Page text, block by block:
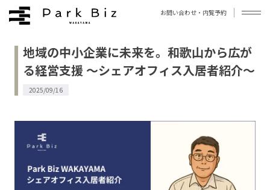
お問い合わせ・内覧予約
拠点について
アクセス
地域の中小企業に未来を。和歌山から広が
る経営支援 〜シェアオフィス入居者紹介〜
2025/09/16